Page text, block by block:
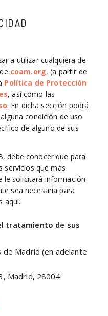
a utilizar cualquiera de
coam.org, (a partir de
Política de Protección
, así como las
. En dicha sección podrá
condición de uso
de alguno de sus
debe conocer que para
servicios que más
le solicitará información
sea necesaria para
aquí.
tratamiento de sus
de Madrid (en adelante
Madrid, 28004.